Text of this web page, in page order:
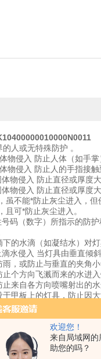
欢迎您！
来自局域网
助您的吗？
人或无特殊防护 。
物侵入 防止人体（如手
物侵入 防止人的手指接
物侵入 防止直径或厚度
物侵入 防止直径或厚度
虽不能*防止灰尘进入，
且可*防止灰尘进入。
码（数字）所指示的防
的水滴（如凝结水）对灯
水侵入 当灯具由垂直倾
，或防止与垂直的夹角
个方向飞溅而来的水进入
来自各方向喷嘴射出的水
甲板上的灯具，防止因大
具浸在水中一定时间或
具无限期的沉没在水压